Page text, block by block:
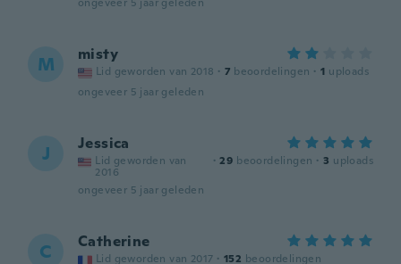
M misty
Lid geworden van 2018 · 7 beoordelingen · 1 uploads
ongeveer 5 jaar geleden
J Jessica
Lid geworden van
2016
· 29 beoordelingen · 3 uploads
ongeveer 5 jaar geleden
C Catherine
Lid geworden van 2017 · 152 beoordelingen